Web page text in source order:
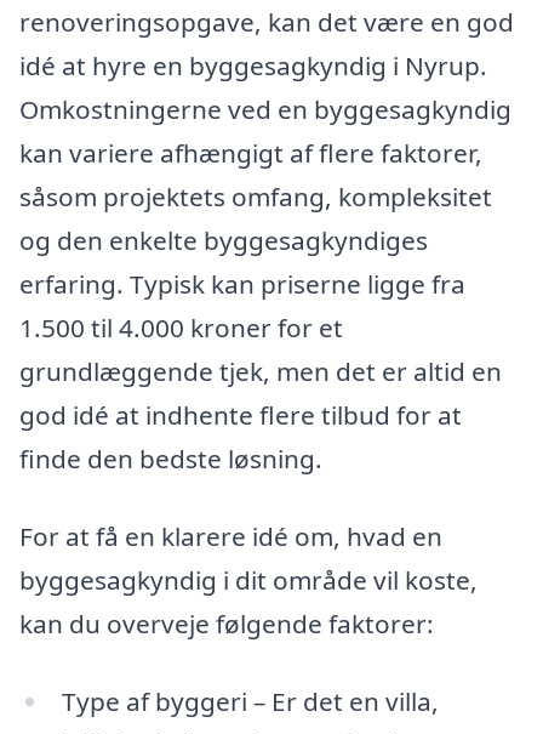
renoveringsopgave, kan det være en god
idé at hyre en byggesagkyndig i Nyrup.
Omkostningerne ved en byggesagkyndig
kan variere afhængigt af flere faktorer,
såsom projektets omfang, kompleksitet
og den enkelte byggesagkyndiges
erfaring. Typisk kan priserne ligge fra
1.500 til 4.000 kroner for et
grundlæggende tjek, men det er altid en
god idé at indhente flere tilbud for at
finde den bedste løsning.
For at få en klarere idé om, hvad en
byggesagkyndig i dit område vil koste,
kan du overveje følgende faktorer:
Type af byggeri – Er det en villa,